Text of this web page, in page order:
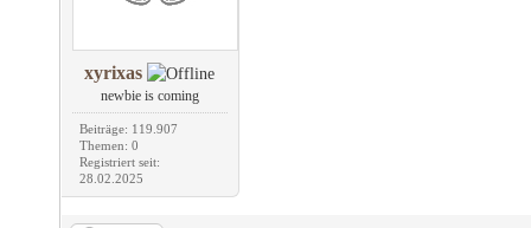
xyrixas
newbie is coming
Beiträge: 119.907
Themen: 0
Registriert seit:
28.02.2025